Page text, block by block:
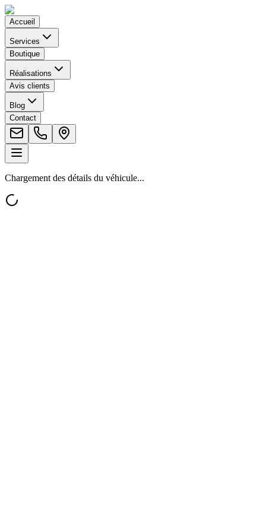
Accueil
Services
Boutique
Réalisations
Avis clients
Blog
Contact
Chargement des détails du véhicule...